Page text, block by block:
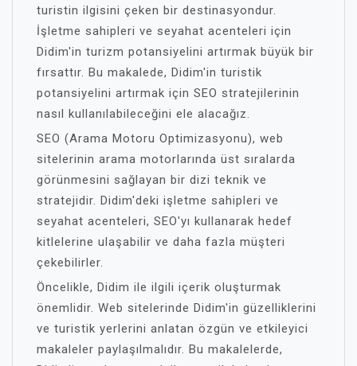
turistin ilgisini çeken bir destinasyondur.
İşletme sahipleri ve seyahat acenteleri için
Didim'in turizm potansiyelini artırmak büyük bir
fırsattır. Bu makalede, Didim'in turistik
potansiyelini artırmak için SEO stratejilerinin
nasıl kullanılabileceğini ele alacağız.
SEO (Arama Motoru Optimizasyonu), web
sitelerinin arama motorlarında üst sıralarda
görünmesini sağlayan bir dizi teknik ve
stratejidir. Didim'deki işletme sahipleri ve
seyahat acenteleri, SEO'yı kullanarak hedef
kitlelerine ulaşabilir ve daha fazla müşteri
çekebilirler.
Öncelikle, Didim ile ilgili içerik oluşturmak
önemlidir. Web sitelerinde Didim'in güzelliklerini
ve turistik yerlerini anlatan özgün ve etkileyici
makaleler paylaşılmalıdır. Bu makalelerde,